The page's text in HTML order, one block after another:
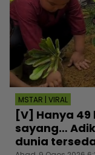
MSTAR | VIRAL
[V] Hanya
sayang…
dunia